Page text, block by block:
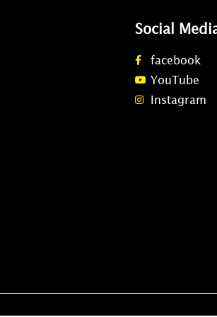
Social
facebook
YouTube
Instagram